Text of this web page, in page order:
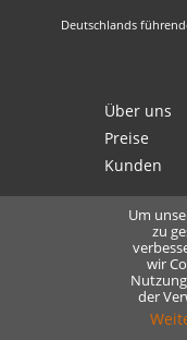
Deutschlands
Über uns
Preise
Kunden
Kontakt
Um
zu
wir
der